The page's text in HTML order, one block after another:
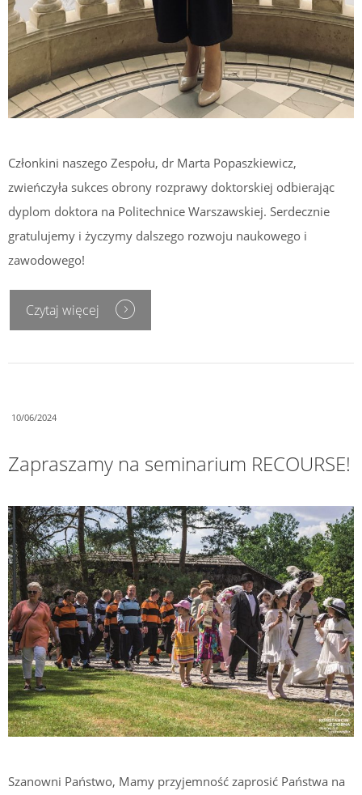
Członkini naszego Zespołu, dr Marta Popaszkiewicz,
zwieńczyła sukces obrony rozprawy doktorskiej odbierając
dyplom doktora na Politechnice Warszawskiej. Serdecznie
gratulujemy i życzymy dalszego rozwoju naukowego i
zawodowego!
Czytaj więcej
10/06/2024
Zapraszamy na seminarium RECOURSE!
Szanowni Państwo, Mamy przyjemność zaprosić Państwa na